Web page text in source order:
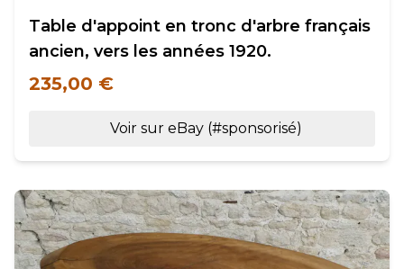
Table d'appoint en tronc d'arbre français
ancien, vers les années 1920.
235,00 €
Voir sur eBay (#sponsorisé)